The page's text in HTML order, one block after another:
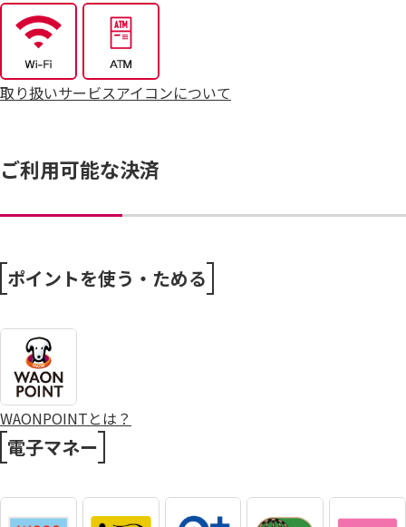
取り扱いサービスアイコンについて
ご利用可能な決済
ポイントを使う・ためる
WAONPOINTとは？
電子マネー